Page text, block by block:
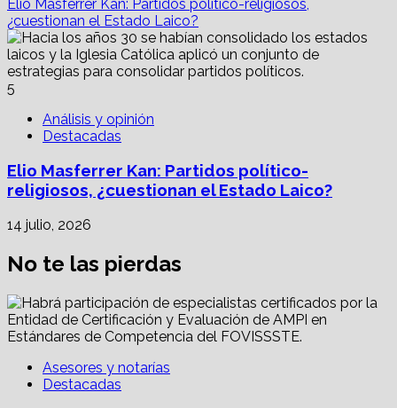
Elio Masferrer Kan: Partidos político-religiosos,
¿cuestionan el Estado Laico?
5
Análisis y opinión
Destacadas
Elio Masferrer Kan: Partidos político-
religiosos, ¿cuestionan el Estado Laico?
14 julio, 2026
No te las pierdas
Asesores y notarías
Destacadas